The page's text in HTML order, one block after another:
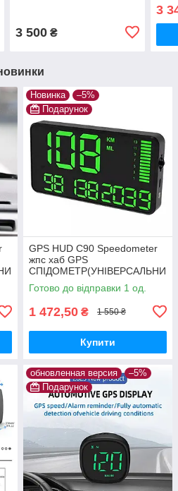
3 500₴
3
Новинка
–5%
Подарунок
GPS HUD C90 Speedometer
жпс хаб GPS
СПІДОМЕТР(УНІВЕРСАЛЬНИ
Й)
Готово до відправки 1 од.
1 472,50 ₴ 1 550 ₴
Купити
обновленная версия
–5%
Подарунок